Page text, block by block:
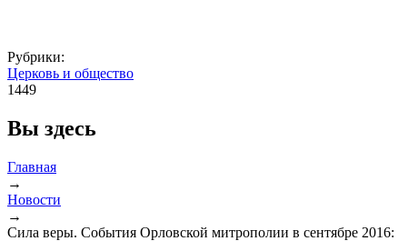
Рубрики:
Церковь и общество
1449
Вы здесь
Главная
→
Новости
→
Сила веры. События Орловской митрополии в сентябре